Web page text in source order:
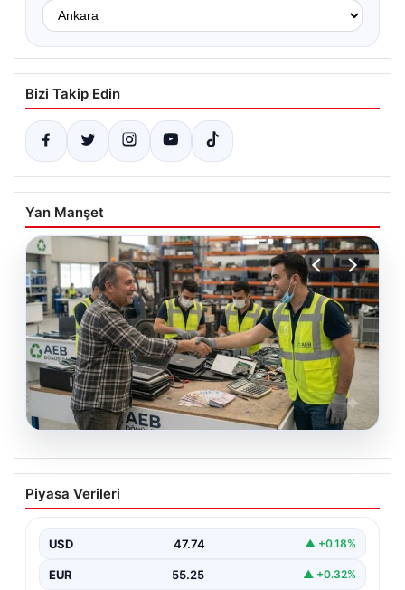
Bizi Takip Edin
Yan Manşet
Profesyonel Atık Dönüşümü ve Geri
Hizmetleri
envanterlerini belirli periyotlarla güncellemektedir.
Yapılan yenileme süreçlerinde boşta…
Piyasa Verileri
USD 47.74 ▲ +0.18%
EUR 55.25 ▲ +0.32%